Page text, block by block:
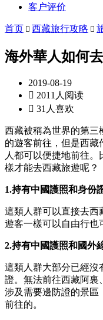
客户评价
首页  西藏旅行攻略 
海外華人如何
2019-08-19
 2011人阅读
 31人喜欢
西藏被稱為世界的第三
的遊客前往，但是西
人都可以便捷地前往
樣才能去西藏旅遊呢？
1.持有中國護照和身份
這類人群可以直接去西
遊客一樣可以自由行也
2.持有中國護照和國外
這類人群大部分已經沒
證。無法前往西藏阿裏
涉及需要邊防證的景區
前往的。